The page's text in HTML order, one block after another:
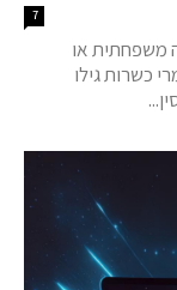
7
משפחתית או
כשרות גילו